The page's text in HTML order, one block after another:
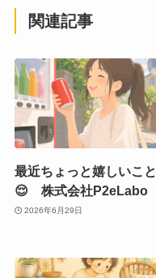
関連記事
最近ちょっと嬉しいこと
😌 株式会社P2eLabo
2026年6月29日